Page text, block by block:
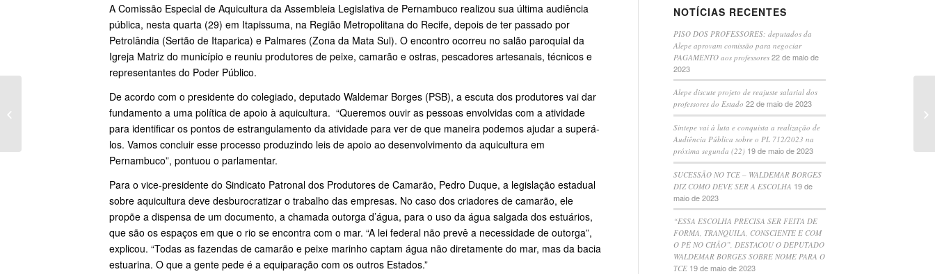
A Comissão Especial de Aquicultura da Assembleia Legislativa de Pernambuco realizou sua última audiência
pública, nesta quarta (29) em Itapissuma, na Região Metropolitana do Recife, depois de ter passado por
Petrolândia (Sertão de Itaparica) e Palmares (Zona da Mata Sul). O encontro ocorreu no salão paroquial da
Igreja Matriz do município e reuniu produtores de peixe, camarão e ostras, pescadores artesanais, técnicos e
representantes do Poder Público.
De acordo com o presidente do colegiado, deputado Waldemar Borges (PSB), a escuta dos produtores vai dar
fundamento a uma política de apoio à aquicultura. “Queremos ouvir as pessoas envolvidas com a atividade
para identificar os pontos de estrangulamento da atividade para ver de que maneira podemos ajudar a superá-
los. Vamos concluir esse processo produzindo leis de apoio ao desenvolvimento da aquicultura em
Pernambuco”, pontuou o parlamentar.
Para o vice-presidente do Sindicato Patronal dos Produtores de Camarão, Pedro Duque, a legislação estadual
sobre aquicultura deve desburocratizar o trabalho das empresas. No caso dos criadores de camarão, ele
propõe a dispensa de um documento, a chamada outorga d’água, para o uso da água salgada dos estuários,
que são os espaços em que o rio se encontra com o mar. “A lei federal não prevê a necessidade de outorga”,
explicou. “Todas as fazendas de camarão e peixe marinho captam água não diretamente do mar, mas da bacia
estuarina. O que a gente pede é a equiparação com os outros Estados.”
NOTÍCIAS RECENTES
PISO DOS PROFESSORES: deputados da
Alepe aprovam comissão para negociar
PAGAMENTO aos professores 22 de maio de
2023
Alepe discute projeto de reajuste salarial dos
professores do Estado 22 de maio de 2023
Sintepe vai à luta e conquista a realização de
Audiência Pública sobre o PL 712/2023 na
próxima segunda (22) 19 de maio de 2023
SUCESSÃO NO TCE – WALDEMAR BORGES
DIZ COMO DEVE SER A ESCOLHA 19 de
maio de 2023
“ESSA ESCOLHA PRECISA SER FEITA DE
FORMA, TRANQUILA, CONSCIENTE E COM
O PÉ NO CHÃO”, DESTACOU O DEPUTADO
WALDEMAR BORGES SOBRE NOME PARA O
TCE 19 de maio de 2023
Deputado Waldemar Borges visita
zona rural de Afogados e recebe